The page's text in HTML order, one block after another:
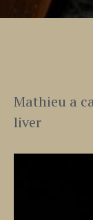
Mathieu a
liver